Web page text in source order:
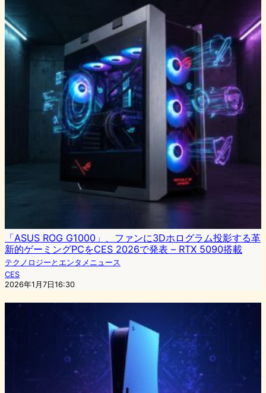
「ASUS ROG G1000」、ファンに3Dホログラム投影する革
新的ゲーミングPCをCES 2026で発表 – RTX 5090搭載
テクノロジーとエンタメニュース
CES
2026年1月7日16:30